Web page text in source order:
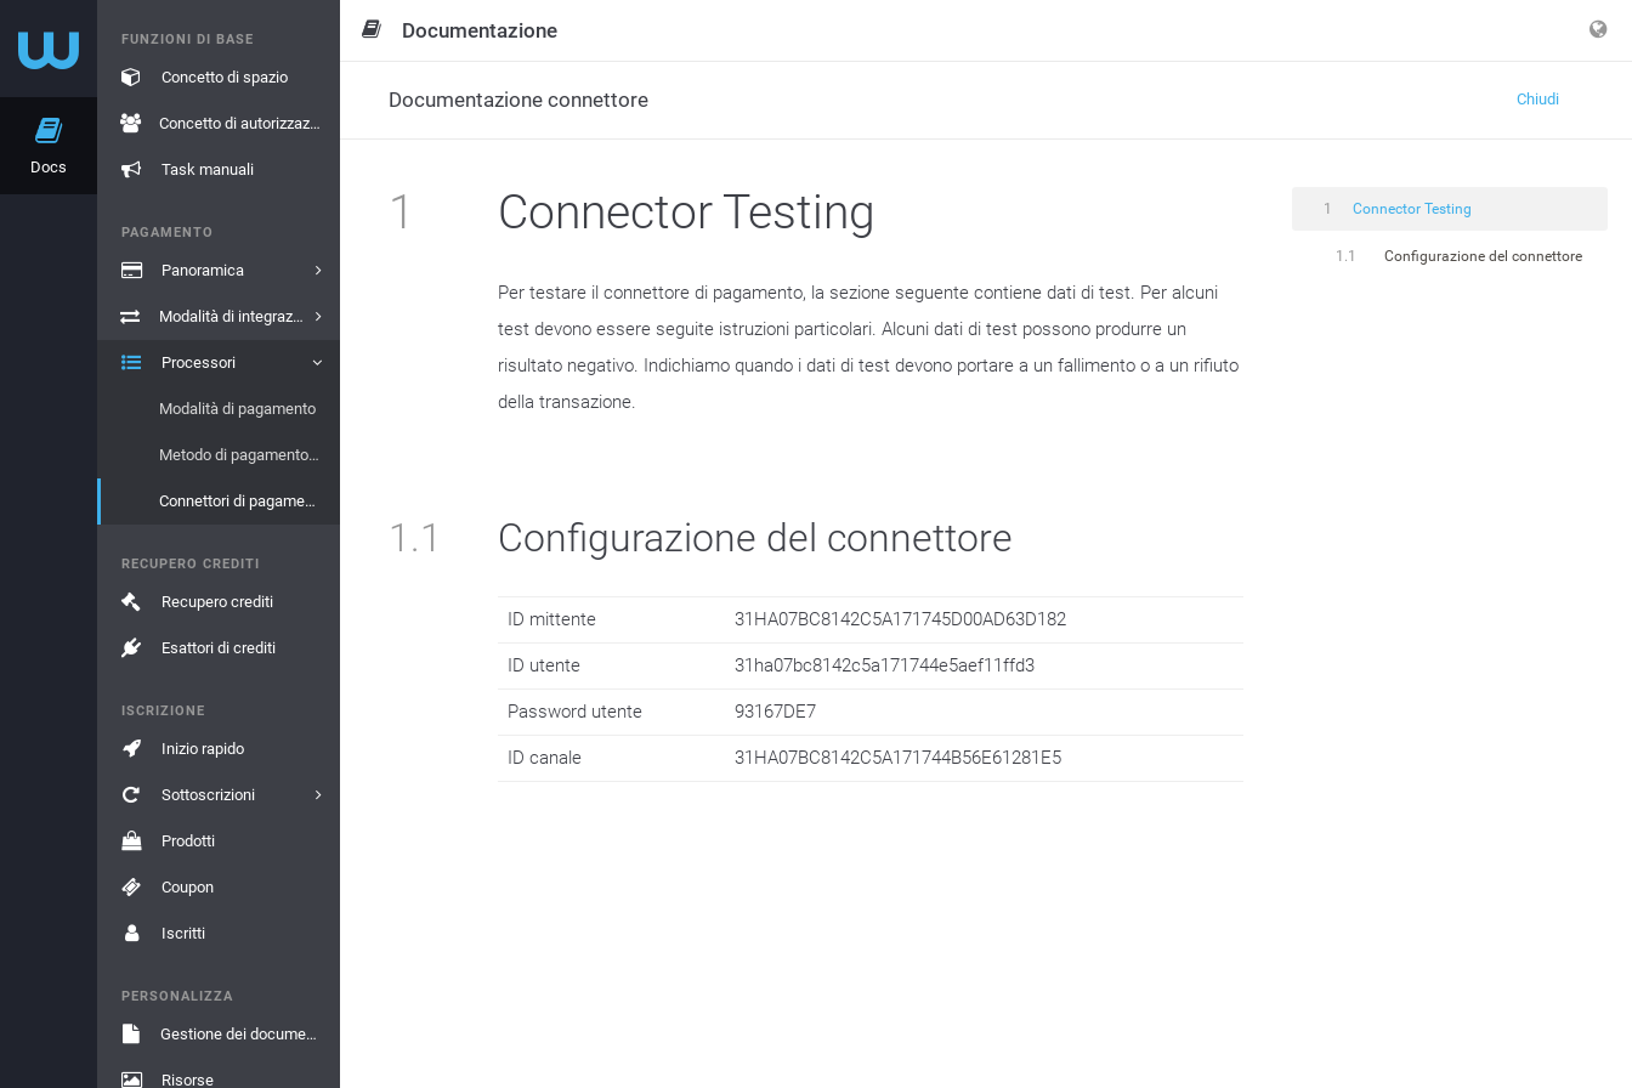
Docs
FUNZIONI DI BASE
Concetto di spazio
Concetto di autorizzazione
Task manuali
PAGAMENTO
Panoramica
Modalità di integrazione
Processori
Modalità di pagamento
Metodo di pagamento Marche
Connettori di pagamento
RECUPERO CREDITI
Recupero crediti
Esattori di crediti
ISCRIZIONE
Inizio rapido
Sottoscrizioni
Prodotti
Coupon
Iscritti
PERSONALIZZA
Gestione dei documenti
Risorse
Documentazione
Documentazione connettore Chiudi
1 Connector Testing
Per testare il connettore di pagamento, la sezione seguente contiene dati di test. Per alcuni
test devono essere seguite istruzioni particolari. Alcuni dati di test possono produrre un
risultato negativo. Indichiamo quando i dati di test devono portare a un fallimento o a un rifiuto
della transazione.
1.1 Configurazione del connettore
ID mittente 31HA07BC8142C5A171745D00AD63D182
ID utente 31ha07bc8142c5a171744e5aef11ffd3
Password utente 93167DE7
ID canale 31HA07BC8142C5A171744B56E61281E5
1 Connector Testing
1.1 Configurazione del connettore